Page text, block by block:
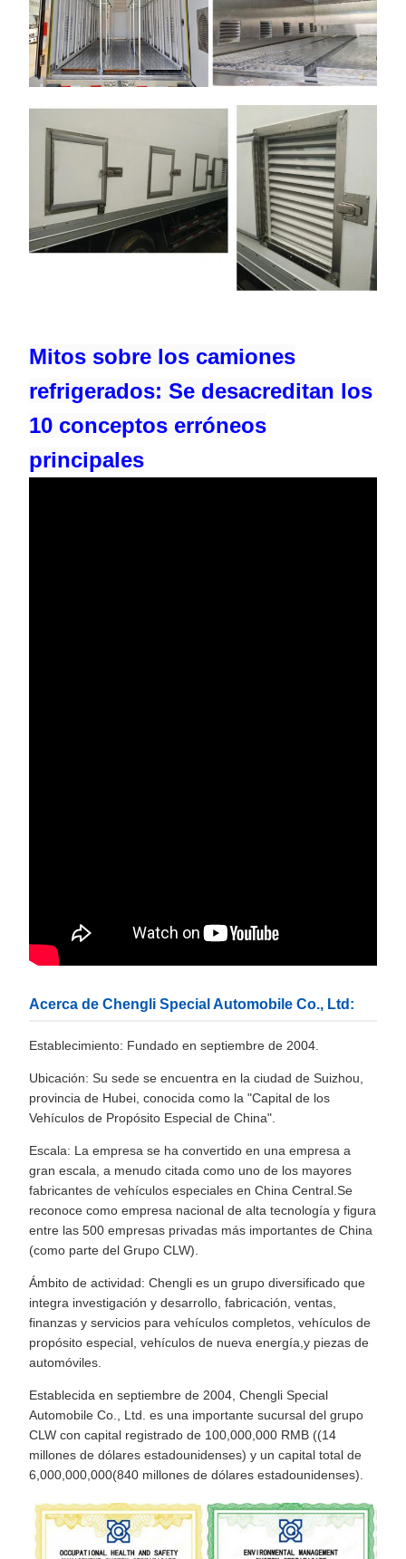
Mitos sobre los camiones
refrigerados: Se desacreditan los
10 conceptos erróneos
principales
Acerca de Chengli Special Automobile Co., Ltd:
Establecimiento: Fundado en septiembre de 2004.
Ubicación: Su sede se encuentra en la ciudad de Suizhou,
provincia de Hubei, conocida como la "Capital de los
Vehículos de Propósito Especial de China".
Escala: La empresa se ha convertido en una empresa a
gran escala, a menudo citada como uno de los mayores
fabricantes de vehículos especiales en China Central.Se
reconoce como empresa nacional de alta tecnología y figura
entre las 500 empresas privadas más importantes de China
(como parte del Grupo CLW).
Ámbito de actividad: Chengli es un grupo diversificado que
integra investigación y desarrollo, fabricación, ventas,
finanzas y servicios para vehículos completos, vehículos de
propósito especial, vehículos de nueva energía,y piezas de
automóviles.
Establecida en septiembre de 2004, Chengli Special
Automobile Co., Ltd. es una importante sucursal del grupo
CLW con capital registrado de 100,000,000 RMB ((14
millones de dólares estadounidenses) y un capital total de
6,000,000,000(840 millones de dólares estadounidenses).